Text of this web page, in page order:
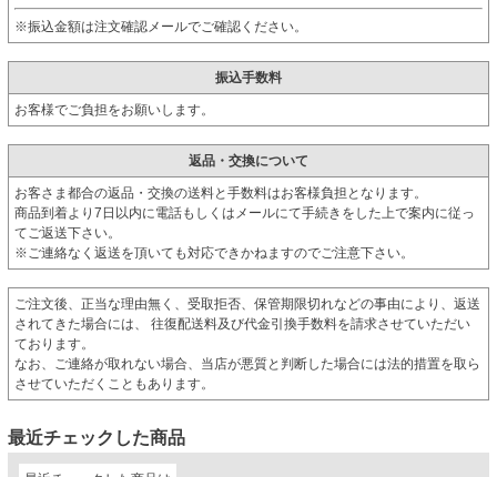
※振込金額は注文確認メールでご確認ください。
振込手数料
お客様でご負担をお願いします。
返品・交換について
お客さま都合の返品・交換の送料と手数料はお客様負担となります。
商品到着より7日以内に電話もしくはメールにて手続きをした上で案内に従っ
てご返送下さい。
※ご連絡なく返送を頂いても対応できかねますのでご注意下さい。
ご注文後、正当な理由無く、受取拒否、保管期限切れなどの事由により、返送
されてきた場合には、 往復配送料及び代金引換手数料を請求させていただい
ております。
なお、ご連絡が取れない場合、当店が悪質と判断した場合には法的措置を取ら
させていただくこともあります。
最近チェックした商品